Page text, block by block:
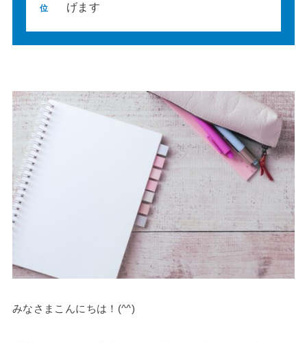
位
げます
みなさまこんにちは！(^^)